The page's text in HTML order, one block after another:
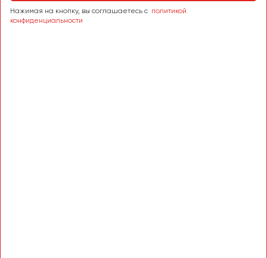
Нажимая на кнопку, вы соглашаетесь с политикой
конфиденциальности